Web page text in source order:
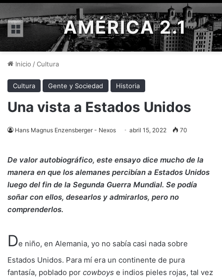
Menú AMÉRICA 2.1
Inicio /Cultura
Cultura Gente y Sociedad Historia
Una vista a Estados Unidos
Hans Magnus Enzensberger - Nexos abril 15, 2022 70
De valor autobiográfico, este ensayo dice mucho de la
manera en que los alemanes percibían a Estados Unidos
luego del fin de la Segunda Guerra Mundial. Se podía
soñar con ellos, desearlos y admirarlos, pero no
comprenderlos.
De niño, en Alemania, yo no sabía casi nada sobre
Estados Unidos. Para mí era un continente de pura
fantasía, poblado por cowboys e indios pieles rojas, tal vez